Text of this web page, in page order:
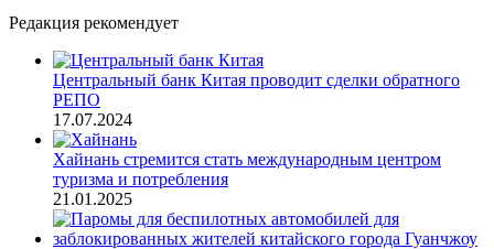
Редакция рекомендует
Центральный банк Китая проводит сделки обратного
РЕПО
17.07.2024
Хайнань стремится стать международным центром
туризма и потребления
21.01.2025